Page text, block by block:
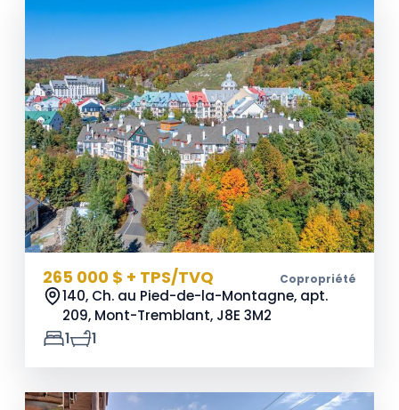
265 000 $ + TPS/TVQ Copropriété
140, Ch. au Pied-de-la-Montagne, apt.
209, Mont-Tremblant, J8E 3M2
1
1